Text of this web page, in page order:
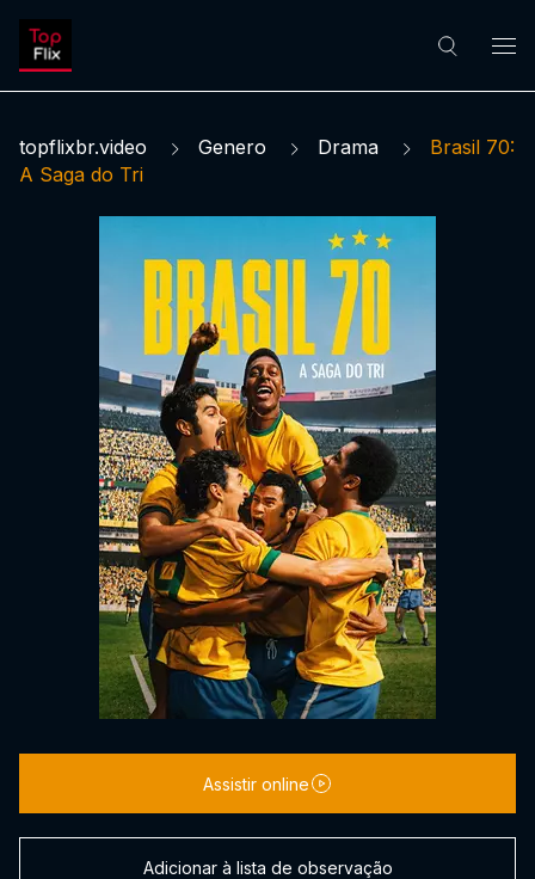
topflixbr.video Genero Drama
Brasil 70:
A Saga do Tri
Assistir online
Adicionar à lista de observação